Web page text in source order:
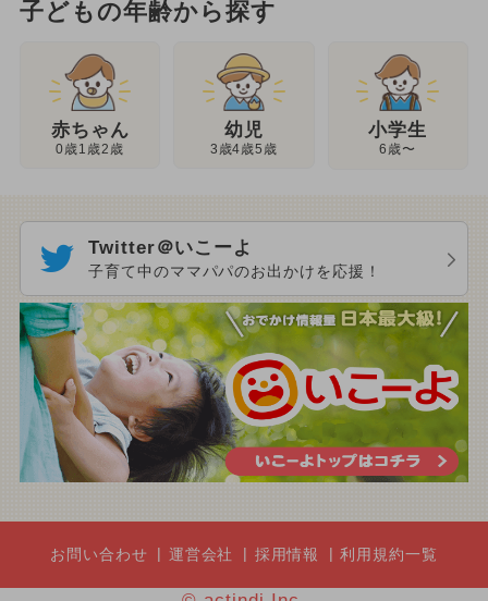
子どもの年齢から探す
赤ちゃん
0歳1歳2歳
幼児
3歳4歳5歳
小学生
6歳〜
Twitter＠いこーよ
子育て中のママパパのお出かけを応援！
お問い合わせ 運営会社 採用情報 利用規約一覧